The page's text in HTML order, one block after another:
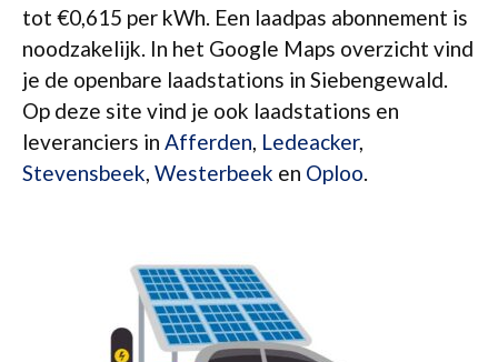
tot €0,615 per kWh. Een laadpas abonnement is
noodzakelijk. In het Google Maps overzicht vind
je de openbare laadstations in Siebengewald.
Op deze site vind je ook laadstations en
leveranciers in Afferden, Ledeacker,
Stevensbeek, Westerbeek en Oploo.